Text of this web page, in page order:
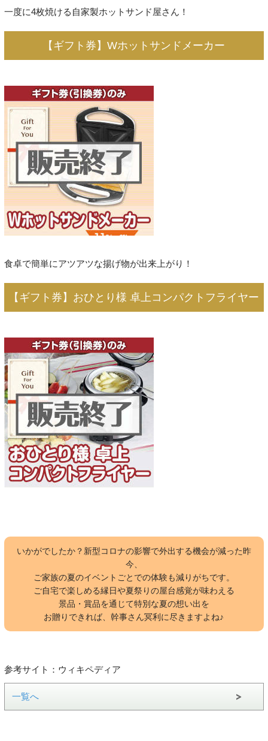
一度に4枚焼ける自家製ホットサンド屋さん！
【ギフト券】Wホットサンドメーカー
食卓で簡単にアツアツな揚げ物が出来上がり！
【ギフト券】おひとり様 卓上コンパクトフライヤー
いかがでしたか？新型コロナの影響で外出する機会が減った昨
今、
ご家族の夏のイベントごとでの体験も減りがちです。
ご自宅で楽しめる縁日や夏祭りの屋台感覚が味わえる
景品・賞品を通じて特別な夏の想い出を
お贈りできれば、幹事さん冥利に尽きますよね♪
参考サイト：ウィキペディア
一覧へ